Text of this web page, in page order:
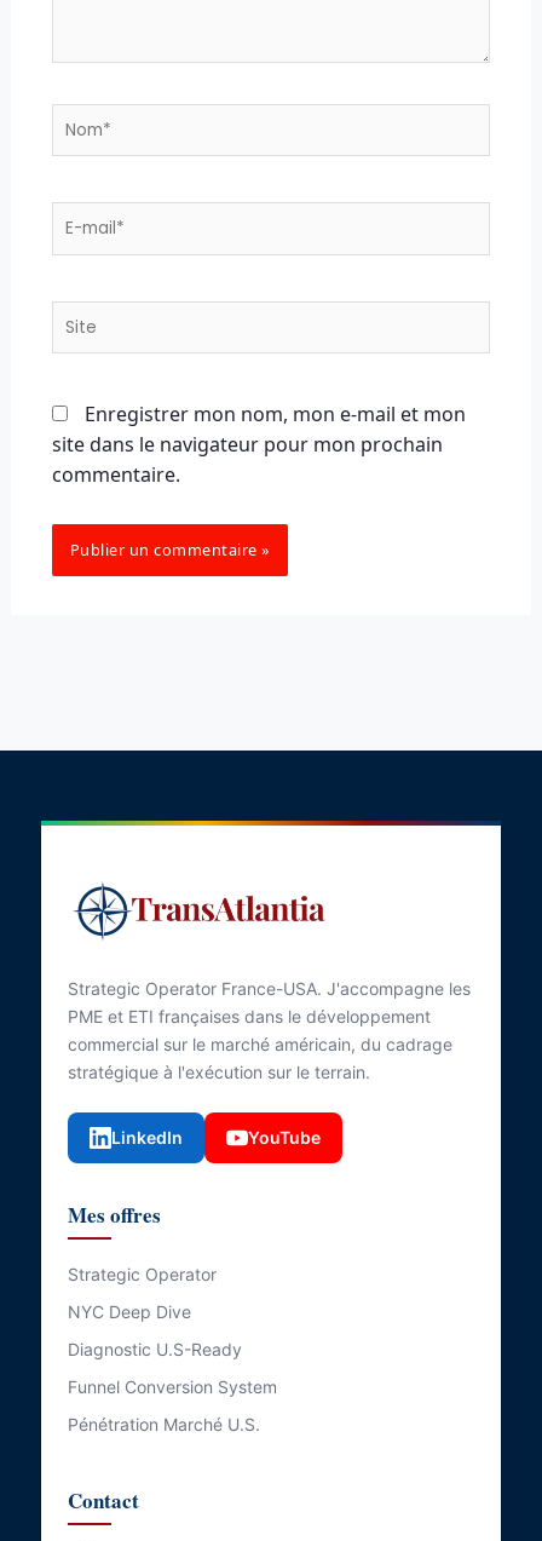
Nom*
E-
Site
Enregistrer mon nom, mon e-mail et mon
site dans le navigateur pour mon prochain
commentaire.
Strategic Operator France-USA. J'accompagne les
PME et ETI françaises dans le développement
commercial sur le marché américain, du cadrage
stratégique à l'exécution sur le terrain.
LinkedIn YouTube
Mes offres
Strategic Operator
NYC Deep Dive
Diagnostic U.S-Ready
Funnel Conversion System
Pénétration Marché U.S.
Contact